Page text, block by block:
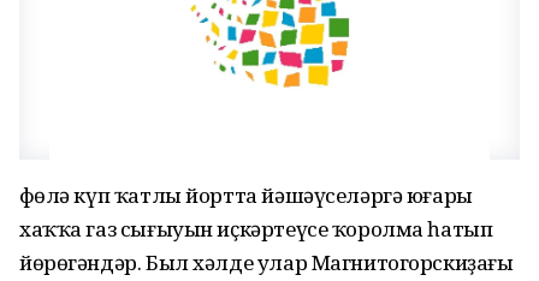
Өфөлә күп ҡатлы йортта йәшәүселәргә юғары
хаҡҡа газ сығыуын иҫкәртеүсе ҡоролма һатып
йөрөгәндәр. Был хәлде улар Магнитогорскиҙағы